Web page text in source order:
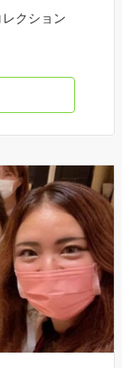
クション